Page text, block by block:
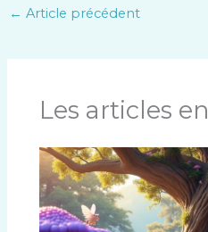
← Article précédent
Les articles